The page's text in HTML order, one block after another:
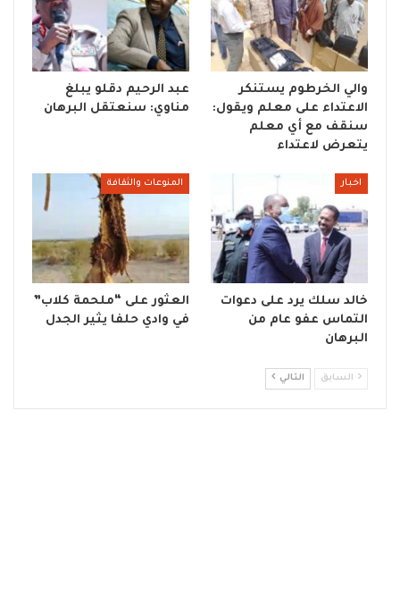
والي الخرطوم يستنكر
الاعتداء على معلم ويقول:
سنقف مع أي معلم
يتعرض لاعتداء
عبد الرحيم دقلو يبلغ
مناوي: سنعتقل البرهان
اخبار
خالد سلك يرد على دعوات
التماس عفو عام من
البرهان
المنوعات والثقافة
العثور على “ملحمة كلاب”
في وادي حلفا يثير الجدل
السابق التالي